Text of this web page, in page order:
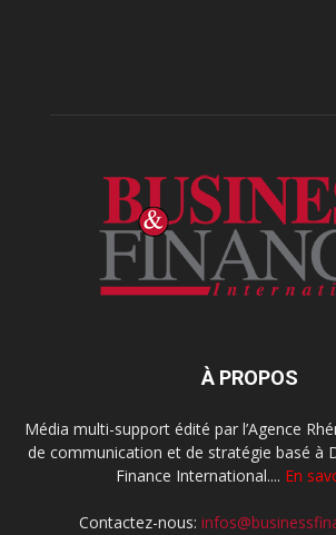
À PROPOS
Média multi-support édité par l’Agence
de communication et de stratégie basé à
Finance International.... En
Contactez-nous: